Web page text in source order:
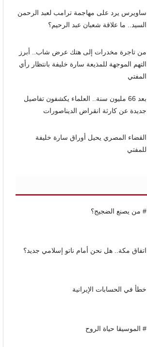
ساويرس يرد على مهاجمة ترامب لعبد الرحمن
السيد.. ما علاقة شعبان عبد الرحيم؟
من تاجرة مخدرات إلى هتك عرض شاب.. أبرز
التهم الموجهة للمذيعة سارة خليفة بانتظار رأي
المفتي
بعد 66 مليون سنة.. العلماء يكشفون تفاصيل
جديدة عن كارثة انقراض الديناصورات
القضاء المصري يحيل أوراق سارة خليفة
للمفتي
# من يصنع الضجيج؟
اتفاق مكة.. هل نحن أمام ناتو إسلامي جديد؟
خطأ في الحسابات الإيرانية
# الموسيقا حياة الروح